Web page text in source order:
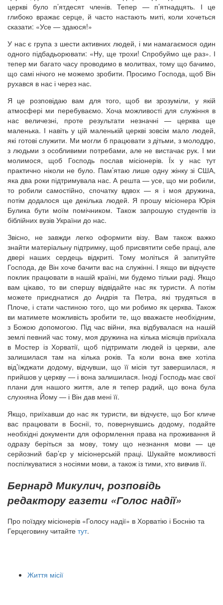
церкві було п’ятдесят членів. Тепер — п’ятнадцять. І це
глибоко вражає серце, й часто настають миті, коли хочеться
сказати: «Усе — здаюся!»
У нас є група з шести активних людей, і ми намагаємося один
одного підбадьорювати: «Ну, ще трохи! Спробуймо ще раз». І
тепер ми багато часу проводимо в молитвах, тому що бачимо,
що самі нічого не можемо зробити. Просимо Господа, щоб Він
рухався в нас і через нас.
Я це розповідаю вам для того, щоб ви зрозуміли, у якій
атмосфері ми перебуваємо. Хоча можливості для служіння в
нас величезні, проте результати незначні — церква ще
маленька. І навіть у цій маленькій церкві зовсім мало людей,
які готові служити. Ми могли б працювати з дітьми, з молоддю,
з людьми з особливими потребами, але не вистачає рук. І ми
молимося, щоб Господь послав місіонерів. Їх у нас тут
практично ніколи не було. Пам’ятаю лише одну жінку зі США,
яка два роки підтримувала нас. А решта — усе, що ми робили,
то робили самостійно, спочатку вдвох — я і моя дружина,
потім додалося ще декілька людей. Я прошу місіонера Юрія
Булика бути моїм помічником. Також запрошую студентів із
біблійних вузів України до нас.
Звісно, не завжди легко оформити візу. Вам також важко
знайти матеріальну підтримку, щоб присвятити себе праці, але
двері наших сердець відкриті. Тому моліться й запитуйте
Господа, де Він хоче бачити вас на служінні. І якщо ви відчуєте
поклик працювати в нашій країні, ми будемо тільки раді. Якщо
вам цікаво, то ви спершу відвідайте нас як туристи. А потім
можете приєднатися до Андрія та Петра, які трудяться в
Плоче, і стати частиною того, що ми робимо як церква. Також
ви матимете можливість зробити те, що вважаєте необхідним,
з Божою допомогою. Під час війни, яка відбувалася на нашій
землі певний час тому, моя дружина на кілька місяців приїхала
в Мостер із Хорватії, щоб підтримати людей із церкви, але
залишилася там на кілька років. Та коли вона вже хотіла
від’їжджати додому, відчувши, що її місія тут завершилася, я
прийшов у церкву — і вона залишилася. Іноді Господь має свої
плани для нашого життя, але я тепер радий, що вона була
слухняна Йому — і Він дав мені її.
Якщо, приїхавши до нас як туристи, ви відчуєте, що Бог кличе
вас працювати в Боснії, то, повернувшись додому, подайте
необхідні документи для оформлення права на проживання й
одразу беріться за мову, тому що незнання мови — це
серйозний бар’єр у місіонерській праці. Шукайте можливості
поспілкуватися з носіями мови, а також із тими, хто вивчив її.
Бернард Микулич, розповідь
редактору газети «Голос надії»
Про поїздку місіонерів «Голосу надії» в Хорватію і Боснію та
Герцеговину читайте тут.
Життя місії